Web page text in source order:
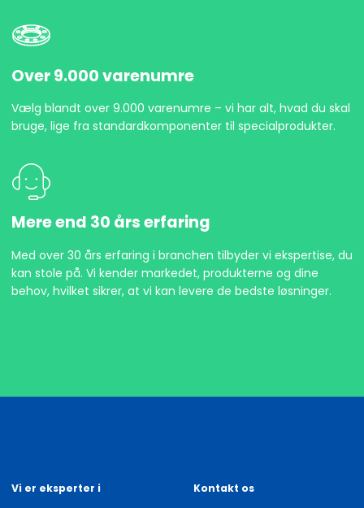
Over 9.000 varenumre
Vælg blandt over 9.000 varenumre – vi har alt, hvad du skal
bruge, lige fra standardkomponenter til specialprodukter.
Mere end 30 års erfaring
Med over 30 års erfaring i branchen tilbyder vi ekspertise, du
kan stole på. Vi kender markedet, produkterne og dine
behov, hvilket sikrer, at vi kan levere de bedste løsninger.
Vi er eksperter i Kontakt os